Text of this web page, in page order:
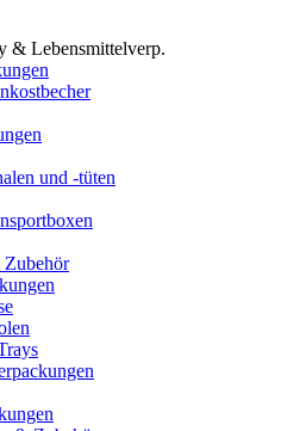
& Lebensmittelverp.
und -tüten
Zubehör